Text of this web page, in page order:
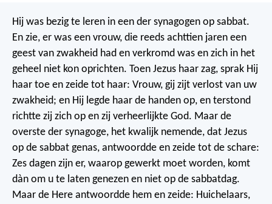
Hij was bezig te leren in een der synagogen op sabbat.
En zie, er was een vrouw, die reeds achttien jaren een
geest van zwakheid had en verkromd was en zich in het
geheel niet kon oprichten. Toen Jezus haar zag, sprak Hij
haar toe en zeide tot haar: Vrouw, gij zijt verlost van uw
zwakheid; en Hij legde haar de handen op, en terstond
richtte zij zich op en zij verheerlijkte God. Maar de
overste der synagoge, het kwalijk nemende, dat Jezus
op de sabbat genas, antwoordde en zeide tot de schare:
Zes dagen zijn er, waarop gewerkt moet worden, komt
dàn om u te laten genezen en niet op de sabbatdag.
Maar de Here antwoordde hem en zeide: Huichelaars,